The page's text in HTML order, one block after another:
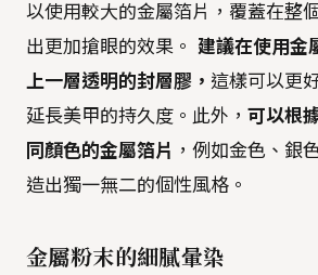
以使用較大的金屬箔片，覆蓋在整
出更加搶眼的效果。 建議在使用金
上一層透明的封層膠， 這樣可以更
延長美甲的持久度。此外， 可以根
同顏色的金屬箔片 ，例如金色、銀
造出獨一無二的個性風格。
金屬粉末的細膩暈染